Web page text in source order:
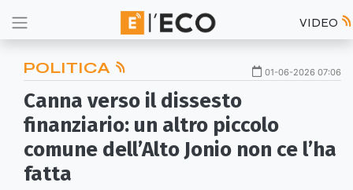
VIDEO
POLITICA 01-06-2026 07:06
Canna verso il dissesto
finanziario: un altro piccolo
comune dell’Alto Jonio non ce l’ha
fatta